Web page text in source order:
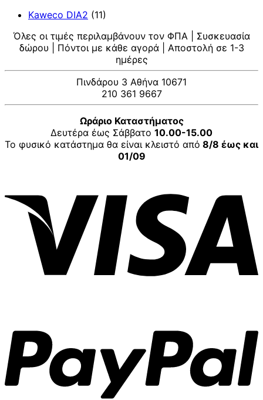
Kaweco DIA2 (11)
Όλες οι τιμές περιλαμβάνουν τον ΦΠΑ | Συσκευασία
δώρου | Πόντοι με κάθε αγορά | Αποστολή σε 1-3
ημέρες
Πινδάρου 3 Αθήνα 10671
210 361 9667
Ωράριο Καταστήματος
Δευτέρα έως Σάββατο 10.00-15.00
Το φυσικό κατάστημα θα είναι κλειστό από 8/8 έως και
01/09